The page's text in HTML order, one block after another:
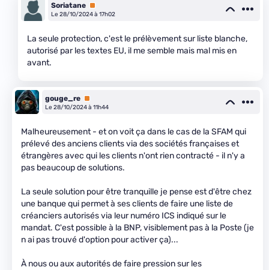
Soriatane Premium
Le 28/10/2024 à 17h02
La seule protection, c'est le prélèvement sur liste blanche,
autorisé par les textes EU, il me semble mais mal mis en
avant.
gouge_re Premium
Le 28/10/2024 à 11h44
Malheureusement - et on voit ça dans le cas de la SFAM qui
prélevé des anciens clients via des sociétés françaises et
étrangères avec qui les clients n'ont rien contracté - il n'y a
pas beaucoup de solutions.
La seule solution pour être tranquille je pense est d'être chez
une banque qui permet à ses clients de faire une liste de
créanciers autorisés via leur numéro ICS indiqué sur le
mandat. C'est possible à la BNP, visiblement pas à la Poste (je
n ai pas trouvé d'option pour activer ça)...
À nous ou aux autorités de faire pression sur les